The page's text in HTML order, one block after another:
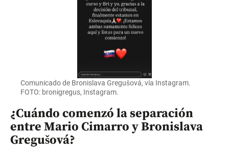
Comunicado de Bronislava Gregušová, vía Instagram.
FOTO: bronigregus, Instagram.
¿Cuándo comenzó la separación
entre Mario Cimarro y Bronislava
Gregušová?